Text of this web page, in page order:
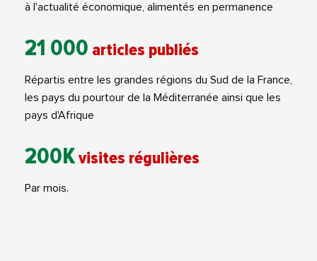
à l'actualité économique, alimentés en permanence
21 000 articles publiés
Répartis entre les grandes régions du Sud de la France,
les pays du pourtour de la Méditerranée ainsi que les
pays d'Afrique
200Kvisites régulières
Par mois.